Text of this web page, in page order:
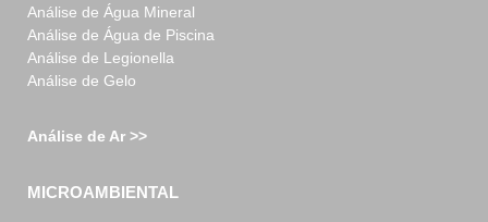
Análise de Água Mineral
Análise de Água de Piscina
Análise de Legionella
Análise de Gelo
Análise de Ar >>
MICROAMBIENTAL